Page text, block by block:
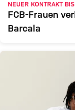
NEUER KONTRAKT
FCB-Frauen
Barcala